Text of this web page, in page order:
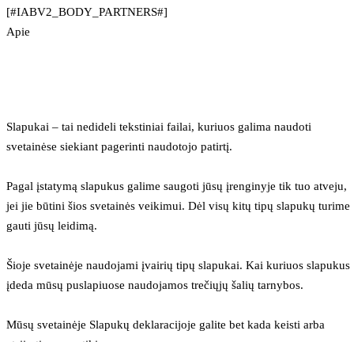
[#IABV2_BODY_PARTNERS#]
Apie
Slapukai – tai nedideli tekstiniai failai, kuriuos galima naudoti
svetainėse siekiant pagerinti naudotojo patirtį.
Pagal įstatymą slapukus galime saugoti jūsų įrenginyje tik tuo atveju,
jei jie būtini šios svetainės veikimui. Dėl visų kitų tipų slapukų turime
gauti jūsų leidimą.
Šioje svetainėje naudojami įvairių tipų slapukai. Kai kuriuos slapukus
įdeda mūsų puslapiuose naudojamos trečiųjų šalių tarnybos.
Mūsų svetainėje Slapukų deklaracijoje galite bet kada keisti arba